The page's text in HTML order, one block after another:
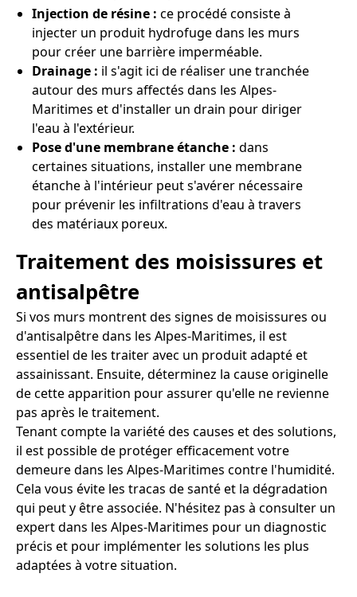
Injection de résine : ce procédé consiste à
injecter un produit hydrofuge dans les murs
pour créer une barrière imperméable.
Drainage : il s'agit ici de réaliser une tranchée
autour des murs affectés dans les Alpes-
Maritimes et d'installer un drain pour diriger
l'eau à l'extérieur.
Pose d'une membrane étanche : dans
certaines situations, installer une membrane
étanche à l'intérieur peut s'avérer nécessaire
pour prévenir les infiltrations d'eau à travers
des matériaux poreux.
Traitement des moisissures et
antisalpêtre
Si vos murs montrent des signes de moisissures ou
d'antisalpêtre dans les Alpes-Maritimes, il est
essentiel de les traiter avec un produit adapté et
assainissant. Ensuite, déterminez la cause originelle
de cette apparition pour assurer qu'elle ne revienne
pas après le traitement.
Tenant compte la variété des causes et des solutions,
il est possible de protéger efficacement votre
demeure dans les Alpes-Maritimes contre l'humidité.
Cela vous évite les tracas de santé et la dégradation
qui peut y être associée. N'hésitez pas à consulter un
expert dans les Alpes-Maritimes pour un diagnostic
précis et pour implémenter les solutions les plus
adaptées à votre situation.